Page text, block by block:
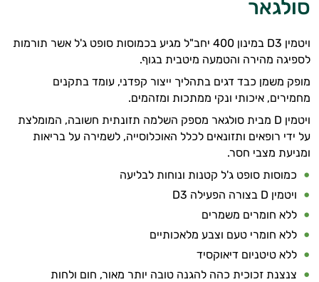
סולגאר
ויטמין D3 במינון 400 יחב"ל מגיע בכמוסות סופט ג'ל אשר תורמות
לספיגה מהירה והטמעה מיטבית בגוף.
מופק משמן כבד דגים בתהליך ייצור קפדני, עומד בתקנים
מחמירים, איכותי ונקי ממתכות ומזהמים.
ויטמין D מבית סולגאר מספק השלמה תזונתית חשובה, המומלצת
על ידי רופאים ותזונאים לכלל האוכלוסייה, לשמירה על בריאות
ומניעת מצבי חסר.
כמוסות סופט ג'ל קטנות ונוחות לבליעה
ויטמין D בצורה הפעילה D3
ללא חומרים משמרים
ללא חומרי טעם וצבע מלאכותיים
ללא טיטניום דיאוקסיד
צנצנת זכוכית כהה להגנה טובה יותר מאור, חום ולחות